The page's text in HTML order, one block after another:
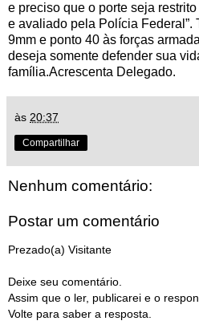
e preciso que o porte seja
e avaliado pela Polícia Federal”.
9mm e ponto 40 às forças
deseja somente defender sua
família.Acrescenta Delegado.
às 20:37
Compartilhar
Nenhum comentário:
Postar um comentário
Prezado(a) Visitante
Deixe seu comentário.
Assim que o ler, publicarei e o
Volte para saber a resposta.